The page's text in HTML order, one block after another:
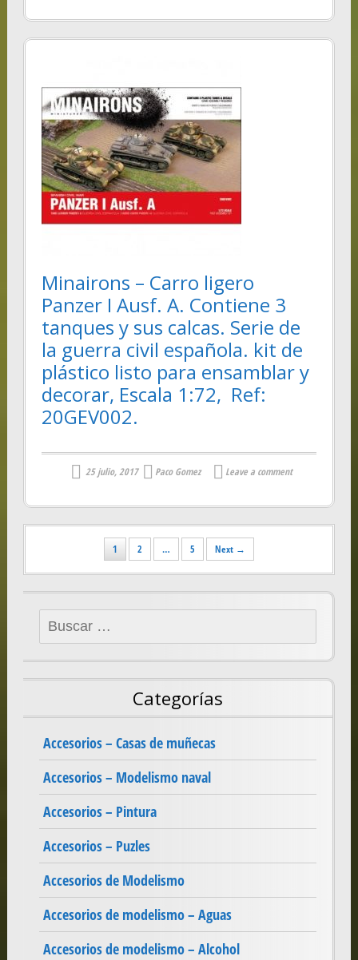
Minairons – Carro ligero
Panzer I Ausf. A. Contiene 3
tanques y sus calcas. Serie de
la guerra civil española. kit de
plástico listo para ensamblar y
decorar, Escala 1:72, Ref:
20GEV002.
25 julio, 2017 Paco Gomez Leave a comment
navigation
1 2 … 5 Next →
Buscar:
Categorías
Accesorios – Casas de muñecas
Accesorios – Modelismo naval
Accesorios – Pintura
Accesorios – Puzles
Accesorios de Modelismo
Accesorios de modelismo – Aguas
Accesorios de modelismo – Alcohol